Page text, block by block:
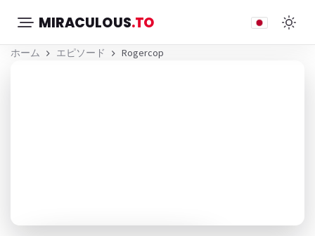
MIRACULOUS.TO
ホーム エピソード Rogercop